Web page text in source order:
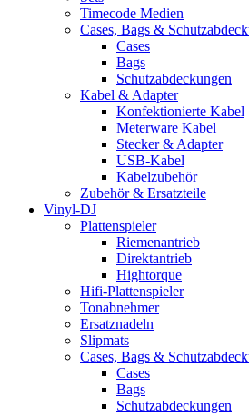
Timecode Medien
Cases, Bags &
Cases
Bags
Schutzabdeckungen
Kabel & Adapter
Konfektionierte Kabel
Meterware Kabel
Stecker & Adapter
USB-Kabel
Kabelzubehör
Zubehör & Ersatzteile
Vinyl-DJ
Plattenspieler
Riemenantrieb
Direktantrieb
Hightorque
Hifi-Plattenspieler
Tonabnehmer
Ersatznadeln
Slipmats
Cases, Bags &
Cases
Bags
Schutzabdeckungen